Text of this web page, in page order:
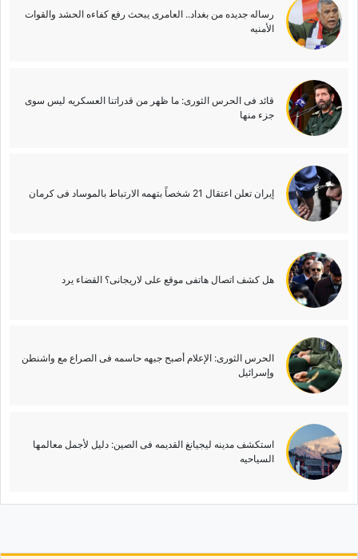
رساله جدیده من بغداد.. العامری یبحث رفع کفاءه الحشد والقوات
الأمنیه
قائد فی الحرس الثوری: ما ظهر من قدراتنا العسکریه لیس سوى
جزء منها
إیران تعلن اعتقال 21 شخصاً بتهمه الارتباط بالموساد فی کرمان
هل کشف اتصال هاتفی موقع علی لاریجانی؟ القضاء یرد
الحرس الثوری: الإعلام أصبح جبهه حاسمه فی الصراع مع واشنطن
وإسرائیل
استکشف مدینه لیجیانغ القدیمه فی الصین: دلیل لأجمل معالمها
السیاحیه